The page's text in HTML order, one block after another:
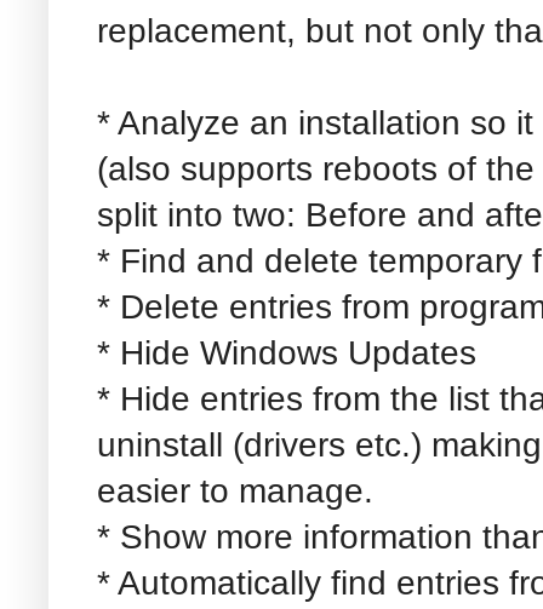
replacement, but not only
* Analyze an installation so
(also supports reboots of
split into two: Before and
* Find and delete temporary
* Delete entries from
* Hide Windows Updates
* Hide entries from the list
uninstall (drivers etc.)
easier to manage.
* Show more information
* Automatically find entries